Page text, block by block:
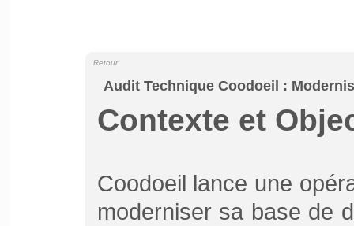
Audit Technique Coodoeil :
Retour
Contexte et
Coodoeil lance une
moderniser sa base de